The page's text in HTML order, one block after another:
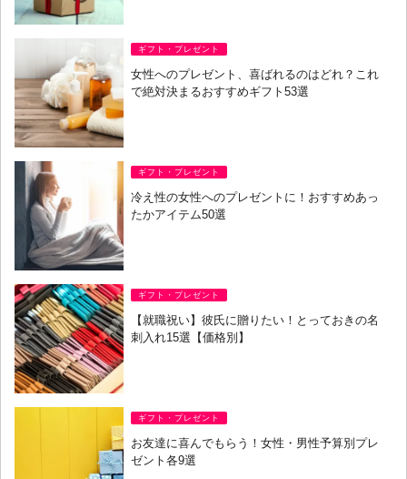
ギフト・プレゼント
女性へのプレゼント、喜ばれるのはどれ？これ
で絶対決まるおすすめギフト53選
ギフト・プレゼント
冷え性の女性へのプレゼントに！おすすめあっ
たかアイテム50選
ギフト・プレゼント
【就職祝い】彼氏に贈りたい！とっておきの名
刺入れ15選【価格別】
ギフト・プレゼント
お友達に喜んでもらう！女性・男性予算別プレ
ゼント各9選